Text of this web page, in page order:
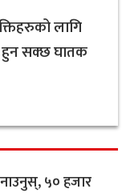
लागि
हुन सक्छ घातक
५० हजार